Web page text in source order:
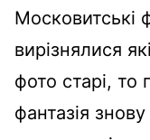
Московитські
вирізнялися
фото старі, то
фантазія